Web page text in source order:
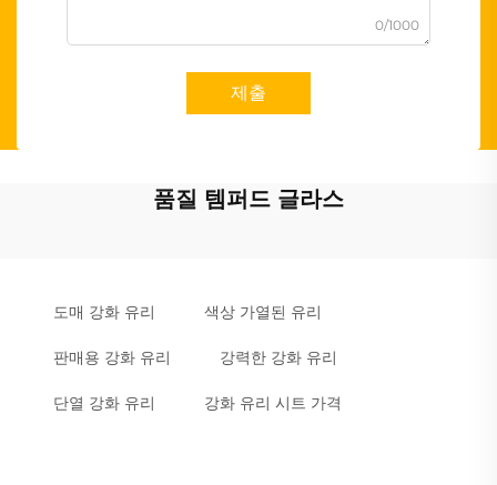
0/1000
제출
품질 템퍼드 글라스
도매 강화 유리 색상 가열된 유리
판매용 강화 유리 강력한 강화 유리
단열 강화 유리 강화 유리 시트 가격